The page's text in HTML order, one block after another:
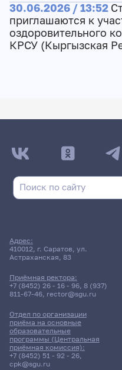
30.06.2026 / 13:52
приглашаются к
оздоровительного
КРСУ (Кыргызская
Адрес:
410012, г. Саратов, ул.
Астраханская, 83
Приёмная ректора:
+7 (8452) 26 - 16 - 96, 8 (937)
811-67-46, rector@sgu.ru
Отдел по организации
приёма на основные
образовательные
программы (Центральная
приёмная комиссия):
+7 (8452) 51 - 92 - 26,
cpk@sgu.ru